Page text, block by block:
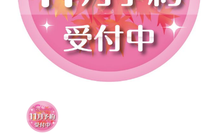
販促用空カプセル
レンタル
景品・玩具・文具
販促用カプセルトイ